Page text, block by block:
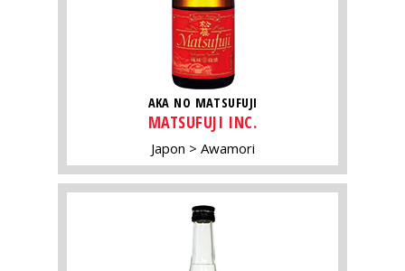
AKA NO MATSUFUJI
MATSUFUJI INC.
Japon Awamori